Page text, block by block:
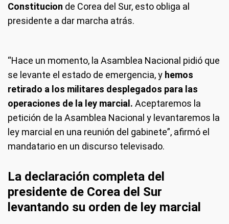
Constitucion de Corea del Sur, esto obliga al
presidente a dar marcha atrás.
“Hace un momento, la Asamblea Nacional pidió que
se levante el estado de emergencia, y hemos
retirado a los militares desplegados para las
operaciones de la ley marcial. Aceptaremos la
petición de la Asamblea Nacional y levantaremos la
ley marcial en una reunión del gabinete”, afirmó el
mandatario en un discurso televisado.
La declaración completa del
presidente de Corea del Sur
levantando su orden de ley marcial